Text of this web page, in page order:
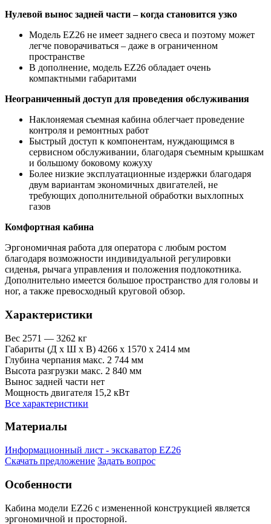
Нулевой вынос задней части – когда становится узко
Модель EZ26 не имеет заднего свеса и поэтому может
легче поворачиваться – даже в ограниченном
пространстве
В дополнение, модель EZ26 обладает очень
компактными габаритами
Неограниченный доступ для проведения обслуживания
Наклоняемая съемная кабина облегчает проведение
контроля и ремонтных работ
Быстрый доступ к компонентам, нуждающимся в
сервисном обслуживании, благодаря съемным крышкам
и большому боковому кожуху
Более низкие эксплуатационные издержки благодаря
двум вариантам экономичных двигателей, не
требующих дополнительной обработки выхлопных
газов
Комфортная кабина
Эргономичная работа для оператора с любым ростом
благодаря возможности индивидуальной регулировки
сиденья, рычага управления и положения подлокотника.
Дополнительно имеется большое пространство для головы и
ног, а также превосходный круговой обзор.
Характеристики
Вес 2571 — 3262 кг
Габариты (Д х Ш х В) 4266 x 1570 x 2414 мм
Глубина черпания макс. 2 744 мм
Высота разгрузки макс. 2 840 мм
Вынос задней части нет
Мощность двигателя 15,2 кВт
Все характеристики
Материалы
Информационный лист - экскаватор EZ26
Скачать предложение Задать вопрос
Особенности
Кабина модели EZ26 с измененной конструкцией является
эргономичной и просторной.